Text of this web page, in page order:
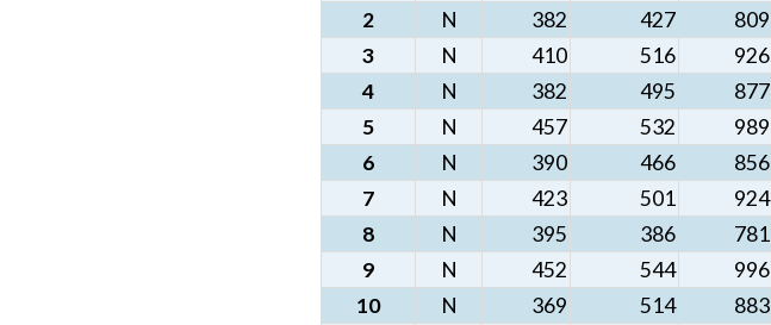
2
N 382 427 809
3
N 410 516 926
4
N 382 495 877
5
N 457 532 989
6
N 390 466 856
7
N 423 501 924
8
N 395 386 781
9
N 452 544 996
10
N 369 514 883